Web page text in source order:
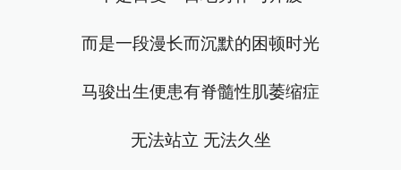
而是一段漫长而沉默的困顿时光
马骏出生便患有脊髓性肌萎缩症
无法站立 无法久坐